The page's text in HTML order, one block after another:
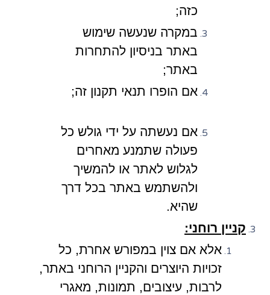
כזה;
במקרה שנעשה שימוש
באתר בניסיון להתחרות
באתר;
אם הופרו תנאי תקנון זה;
אם נעשתה על ידי גולש כל
פעולה שתמנע מאחרים
לגלוש לאתר או להמשיך
ולהשתמש באתר בכל דרך
שהיא.
קניין רוחני:
אלא אם צוין במפורש אחרת, כל
זכויות היוצרים והקניין הרוחני באתר,
לרבות, עיצובים, תמונות, מאגרי